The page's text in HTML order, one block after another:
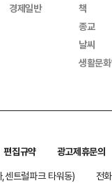
경제일반
책
종교
날씨
생활문
편집규약
광고제휴문의
트럴파크 타워동)
전